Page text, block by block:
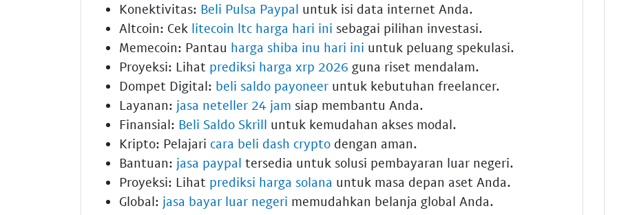
Konektivitas: Beli Pulsa Paypal untuk isi data internet Anda.
Altcoin: Cek litecoin ltc harga hari ini sebagai pilihan investasi.
Memecoin: Pantau harga shiba inu hari ini untuk peluang spekulasi.
Proyeksi: Lihat prediksi harga xrp 2026 guna riset mendalam.
Dompet Digital: beli saldo payoneer untuk kebutuhan freelancer.
Layanan: jasa neteller 24 jam siap membantu Anda.
Finansial: Beli Saldo Skrill untuk kemudahan akses modal.
Kripto: Pelajari cara beli dash crypto dengan aman.
Bantuan: jasa paypal tersedia untuk solusi pembayaran luar negeri.
Proyeksi: Lihat prediksi harga solana untuk masa depan aset Anda.
Global: jasa bayar luar negeri memudahkan belanja global Anda.